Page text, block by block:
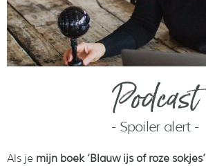
Podcast
- Spoiler alert -
Als je mijn boek ‘Blauw ijs of roze sokjes’